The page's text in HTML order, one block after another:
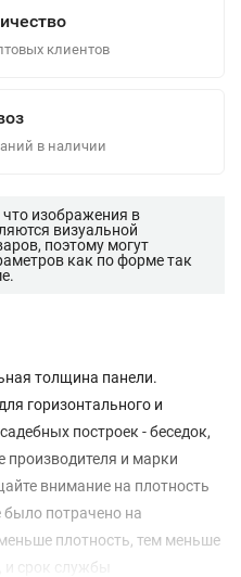
клиентов
в наличии
изображения в
визуальной
поэтому могут
как по форме так
толщина панели.
горизонтального и
построек - беседок,
и марки
внимание на плотность
было потрачено на
плотность, тем меньше
и срок службы